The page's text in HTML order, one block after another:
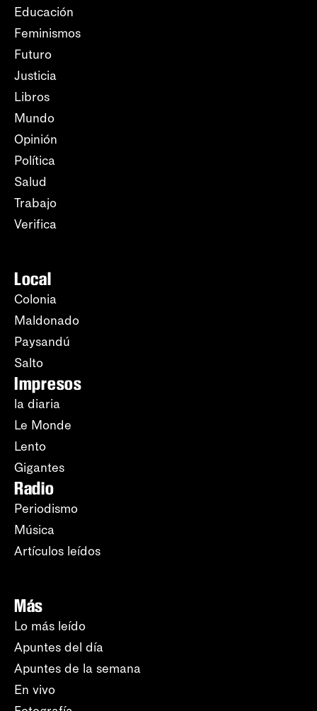
Educación
Feminismos
Futuro
Justicia
Libros
Mundo
Opinión
Política
Salud
Trabajo
Verifica
Local
Colonia
Maldonado
Paysandú
Salto
Impresos
la diaria
Le Monde
Lento
Gigantes
Radio
Periodismo
Música
Artículos leídos
Más
Lo más leído
Apuntes del día
Apuntes de la semana
En vivo